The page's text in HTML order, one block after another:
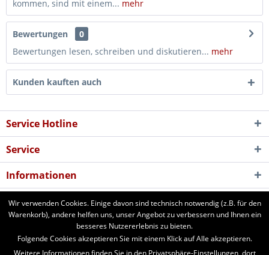
kommen, sind mit einem... mehr
Bewertungen
0
Bewertungen lesen, schreiben und diskutieren... mehr
Kunden kauften auch
Service Hotline
Service
Informationen
Newsletter
aforst.com - Ihr Fachhändler für Patura Weide- und Stalltechnik,
Weidezäune, Euronetze, electra Weidezaungeräte. 24 Stunden online
Wir verwenden Cookies. Einige davon sind technisch notwendig (z.B. für den
Warenkorb), andere helfen uns, unser Angebot zu verbessern und Ihnen ein
besseres Nutzererlebnis zu bieten.
Folgende Cookies akzeptieren Sie mit einem Klick auf Alle akzeptieren.
Weitere Informationen finden Sie in den Privatsphäre-Einstellungen, dort